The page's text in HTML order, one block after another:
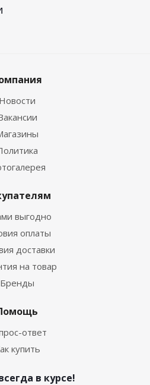
Новости
выгодно
оплаты
доставки
на товар
Бренды
ответ
купить
в курсе!